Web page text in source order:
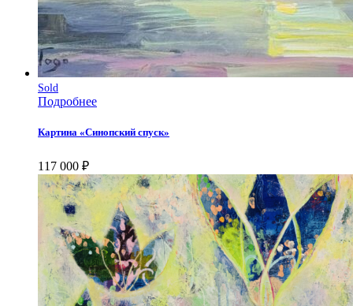
Sold
Подробнее
Картина «Синопский спуск»
117 000 ₽